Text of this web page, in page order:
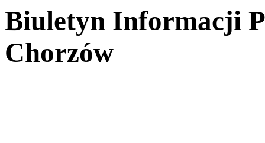
Biuletyn Informacji
Chorzów